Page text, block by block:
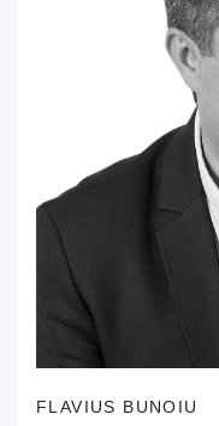
FLAVIUS BUNOIU